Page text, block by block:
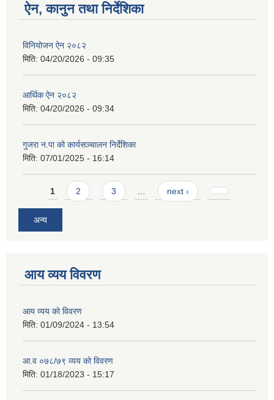
ऐन, कानुन तथा निर्देशिका
विनियोजन ऐन २०८२
मिति: 04/20/2026 - 09:35
आर्थिक ऐन २०८२
मिति: 04/20/2026 - 09:34
गुजरा न.पा को कार्यसञ्चालन निर्देशिका
मिति: 07/01/2025 - 16:14
Pages
1 2 3 … next ›
अन्य
आय व्यय विवरण
आय व्यय को विवरण
मिति: 01/09/2024 - 13:54
आ.व ०७८/७९ व्यय को विवरण
मिति: 01/18/2023 - 15:17